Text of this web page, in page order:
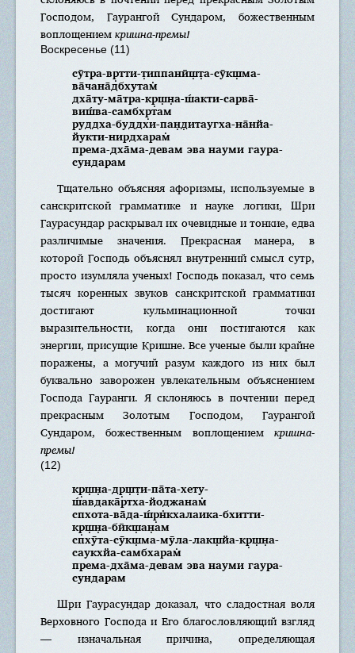
Господом, Гаурангой Сундаром, божественным
воплощениемкришна-премы!
Воскресенье (11)
сӯтра-вр̣тти-т̣иппанӣш̣т̣а-сӯкш̣ма-
ва̄чана̄дбхутам̇
дха̄ту-ма̄тра-кр̣ш̣н̣а-ш́акти-сарва̄-
виш́ва-самбхр̣там
руддха-буддхи-пан̣д̣итаугха-на̄нйа-
йукти-нирдхарам̇
према-дха̄ма-девам эва науми гаура-
сундарам
Тщательно объясняя афоризмы, используемые в
санскритской грамматике и науке логики, Шри
Гаурасундар раскрывал их очевидные и тонкие, едва
различимые значения. Прекрасная манера, в
которой Господь объяснял внутренний смысл сутр,
просто изумляла ученых! Господь показал, что семь
тысяч коренных звуков санскритской грамматики
достигают кульминационной точки
выразительности, когда они постигаются как
энергии, присущие Кришне. Все ученые были крайне
поражены, а могучий разум каждого из них был
буквально заворожен увлекательным объяснением
Господа Гауранги. Я склоняюсь в почтении перед
прекрасным Золотым Господом, Гаурангой
Сундаром, божественным воплощением кришна-
премы!
(12)
кр̣ш̣н̣а-др̣ш̣т̣и-па̄та-хету-
ш́авдака̄ртха-йоджанам̇
спхота-ва̄да-ш́р̣н̇кхалаика-бхитти-
кр̣ш̣н̣а-бӣкш̣ан̣ам
спхӯта-сӯкш̣ма-мӯла-лакш̣йа-кр̣ш̣н̣а-
саукхйа-самбхарам̇
према-дха̄ма-девам эва науми гаура-
сундарам
Шри Гаурасундар доказал, что сладостная воля
Верховного Господа и Его благословляющий взгляд
— изначальная причина, определяющая